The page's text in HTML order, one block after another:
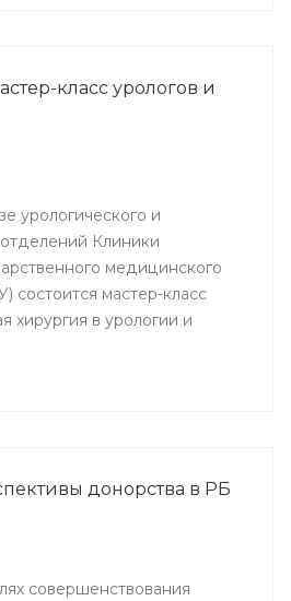
класс урологов и
урологического и
Клиники
медицинского
состоится мастер-класс
хирургия в урологии и
онкологи республики, а
донорства в РБ
совершенствования